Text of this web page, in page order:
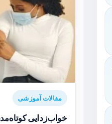
مقالات آموزشی
خواب‌زدایی